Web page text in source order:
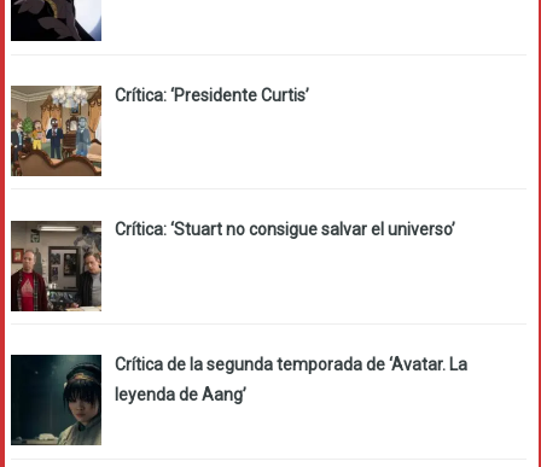
Crítica: ‘Presidente Curtis’
Crítica: ‘Stuart no consigue salvar el universo’
Crítica de la segunda temporada de ‘Avatar. La
leyenda de Aang’